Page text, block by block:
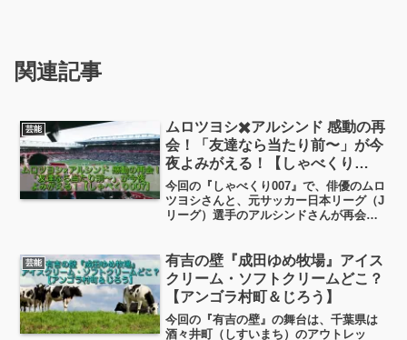
関連記事
芸能
ムロツヨシ✖️アルシンド 感動の再
会！「友達なら当たり前〜」が今
夜よみがえる！【しゃべくり
007】
今回の『しゃべくり007』で、俳優のムロ
ツヨシさんと、元サッカー日本リーグ（J
リーグ）選手のアルシンドさんが再会す
係？」と気になった方も多いのではない
でしょうか。さらにあの名フレーズ
――「友達なら当たり前〜」です。これ
は楽しみ！
芸能
有吉の壁『成田ゆめ牧場』アイス
クリーム・ソフトクリームどこ？
【アンゴラ村町＆じろう】
今回の『有吉の壁』の舞台は、千葉県は
酒々井町（しすいまち）のアウトレッ